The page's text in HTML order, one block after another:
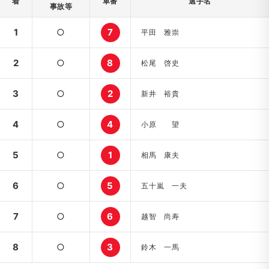
事故等
1 ○ 7 平田 雅崇
2 ○ 8 松尾 啓史
3 ○ 2 新井 裕貴
4 ○ 4 小原 望
5 ○ 1 相馬 康夫
6 ○ 5 五十嵐 一夫
7 ○ 6 越智 尚寿
8 ○ 3 鈴木 一馬